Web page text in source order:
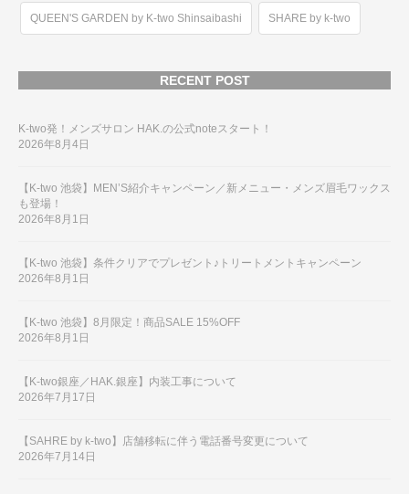
QUEEN'S GARDEN by K-two Shinsaibashi SHARE by k-two
RECENT POST
K-two発！メンズサロン HAK.の公式noteスタート！
2026年8月4日
【K-two 池袋】MEN’S紹介キャンペーン／新メニュー・メンズ眉毛ワックス
も登場！
2026年8月1日
【K-two 池袋】条件クリアでプレゼント♪トリートメントキャンペーン
2026年8月1日
【K-two 池袋】8月限定！商品SALE 15%OFF
2026年8月1日
【K-two銀座／HAK.銀座】内装工事について
2026年7月17日
【SAHRE by k-two】店舗移転に伴う電話番号変更について
2026年7月14日